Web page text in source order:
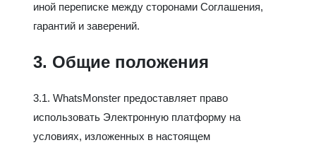
иной переписке между сторонами Соглашения,
гарантий и заверений.
3. Общие положения
3.1. WhatsMonster предоставляет право
использовать Электронную платформу на
условиях, изложенных в настоящем